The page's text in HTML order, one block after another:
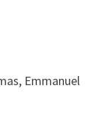
Emmanuel